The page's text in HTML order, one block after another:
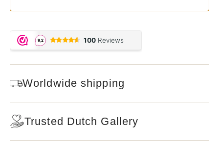
Worldwide shipping
Trusted Dutch Gallery